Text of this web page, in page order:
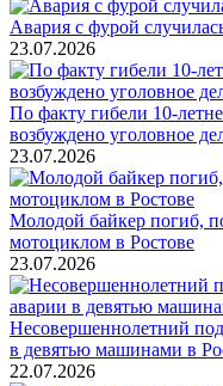
Авария с фурой
23.07.2026
По факту гибели 10-
возбуждено уголовное
23.07.2026
Молодой байкер погиб,
мотоциклом в Ростове
23.07.2026
Несовершеннолетний
в девятью машинами в
22.07.2026